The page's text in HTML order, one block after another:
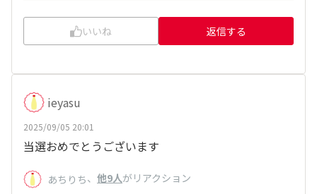
いいね 返信する
ieyasu
2025/09/05 20:01
当選おめでとうございます
あちりち、 他9人がリアクション